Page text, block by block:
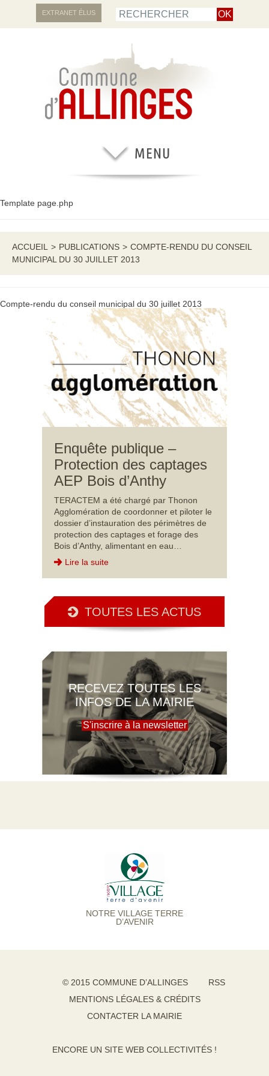
EXTRANET ÉLUS
Template page.php
ACCUEIL > PUBLICATIONS > COMPTE-RENDU DU CONSEIL
MUNICIPAL DU 30 JUILLET 2013
Compte-rendu du conseil municipal du 30 juillet 2013
Enquête publique –
Protection des captages
AEP Bois d’Anthy
TERACTEM a été chargé par Thonon
Agglomération de coordonner et piloter le
dossier d’instauration des périmètres de
protection des captages et forage des
Bois d’Anthy, alimentant en eau…
Lire la suite
TOUTES LES ACTUS
RECEVEZ TOUTES LES
INFOS DE LA MAIRIE
S'inscrire à la newsletter
NOTRE VILLAGE TERRE
D’AVENIR
© 2015 COMMUNE D’ALLINGES
RSS
MENTIONS LÉGALES & CRÉDITS
CONTACTER LA MAIRIE
ENCORE UN SITE WEB COLLECTIVITÉS !